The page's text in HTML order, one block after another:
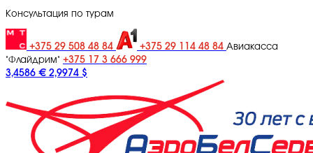
Консультация по турам
+375 29 508 48 84 +375 29 114 48 84 Авиакасса
"Флайдрим" +375 17 3 666 999
3,4586 € 2,9974 $